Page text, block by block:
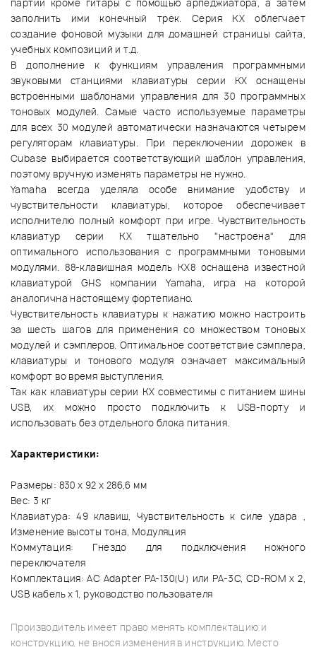
партии кроме гитары с помощью арпеджиатора, а затем
заполнить ими конечный трек. Серия KX облегчает
создание фоновой музыки для домашней страницы сайта,
учебных композиций и т.д.
В дополнение к функциям управления программными
звуковыми станциями клавиатуры серии KX оснащены
встроенными шаблонами управления для 30 программных
тоновых модулей. Самые часто используемые параметры
для всех 30 модулей автоматически назначаются четырем
регуляторам клавиатуры. При переключении дорожек в
Cubase выбирается соответствующий шаблон управления,
поэтому вручную изменять параметры не нужно.
Yamaha всегда уделяла особе внимание удобству и
чувствительности клавиатуры, которое обеспечивает
исполнителю полный комфорт при игре. Чувствительность
клавиатур серии KX тщательно "настроена" для
оптимального использования с программными тоновыми
модулями. 88-клавишная модель KX8 оснащена известной
клавиатурой GHS компании Yamaha, игра на которой
аналогична настоящему фортепиано.
Чувствительность клавиатуры к нажатию можно настроить
за шесть шагов для применения со множеством тоновых
модулей и сэмплеров. Оптимальное соответствие сэмплера,
клавиатуры и тонового модуля означает максимальный
комфорт во время выступления.
Так как клавиатуры серии KX совместимы с питанием шины
USB, их можно просто подключить к USB-порту и
использовать без отдельного блока питания.
Характеристики:
Размеры: 830 х 92 х 286,6 мм
Вес: 3 кг
Клавиатура: 49 клавиш, Чувствительность к силе удара ,
Изменение высоты тона, Модуляция
Коммутация: Гнездо для подключения ножного
переключателя
Комплектация: AC Adapter PA-130(U) или PA-3C, CD-ROM x 2,
USB кабель x 1, руководство пользователя
Производитель имеет право менять комплектацию и
конструкцию, не внося изменения в инструкцию. Место